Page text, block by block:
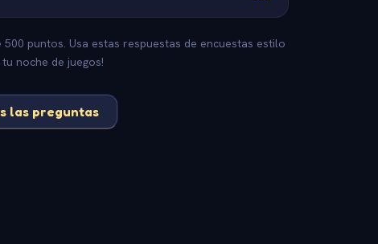
puntos. Usa estas respuestas de encuestas estilo
noche de juegos!
las preguntas